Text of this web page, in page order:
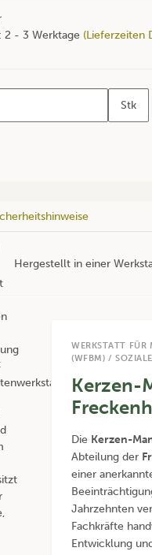
2 - 3 Werktage (Lieferzeiten
Stk
Hergestellt in einer
WERKSTATT FÜR
(WFBM) /
Kerzen-
Die Kerzen-
Abteilung der
einer
Jahrzehnten
Fachkräfte
Entwicklung